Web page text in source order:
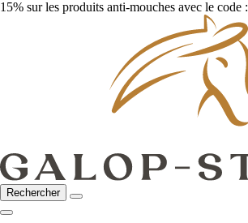
15% sur les produits anti-mouches avec le code :
Rechercher